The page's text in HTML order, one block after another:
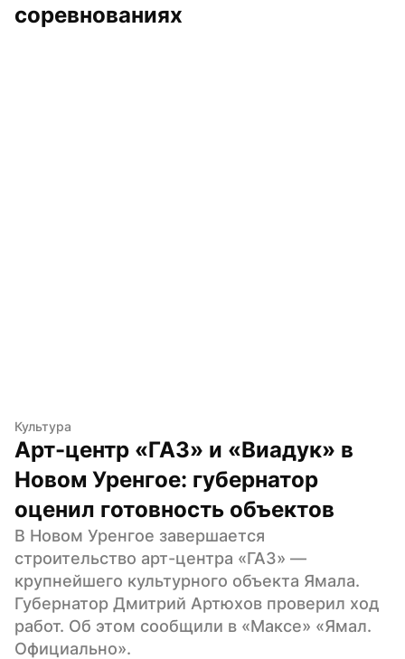
соревнованиях
Культура
Арт-центр «ГАЗ» и «Виадук» в
Новом Уренгое: губернатор
оценил готовность объектов
В Новом Уренгое завершается
строительство арт-центра «ГАЗ» —
крупнейшего культурного объекта Ямала.
Губернатор Дмитрий Артюхов проверил ход
работ. Об этом сообщили в «Максе» «Ямал.
Официально».